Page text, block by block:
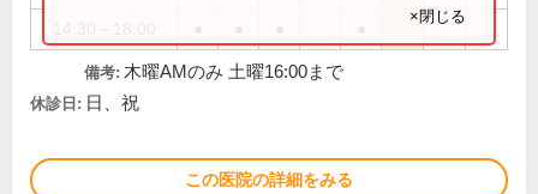
×閉じる
備考: 木曜AMのみ 土曜16:00まで
休診日: 日、祝
この医院の詳細をみる